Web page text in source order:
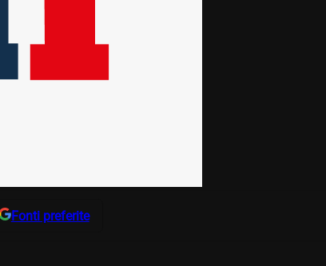
Fonti preferite